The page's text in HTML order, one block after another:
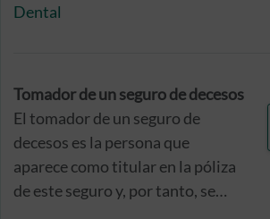
cuello o incluso de insomnio? Lo
las causas del bruxismo. Te
contamos todo lo que debes
saber.
Dental
Tomador de un seguro de decesos
El tomador de un seguro de
decesos es la persona que
aparece como titular en la póliza
de este seguro y, por tanto, se